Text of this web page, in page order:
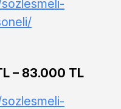
– 83.000 TL